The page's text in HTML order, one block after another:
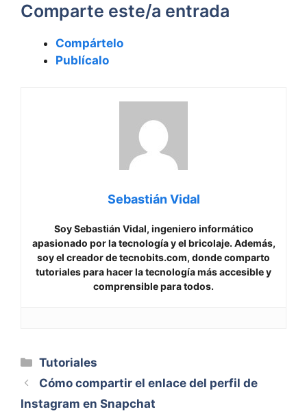
Comparte este/a entrada
Compártelo
Publícalo
Sebastián Vidal
Soy Sebastián Vidal, ingeniero informático
apasionado por la tecnología y el bricolaje. Además,
soy el creador de tecnobits.com, donde comparto
tutoriales para hacer la tecnología más accesible y
comprensible para todos.
Categorías
Tutoriales
Cómo compartir el enlace del perfil de
Instagram en Snapchat